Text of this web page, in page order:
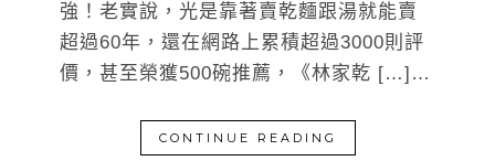
強！老實說，光是靠著賣乾麵跟湯就能賣
超過60年，還在網路上累積超過3000則評
價，甚至榮獲500碗推薦，《林家乾 […]…
CONTINUE READING